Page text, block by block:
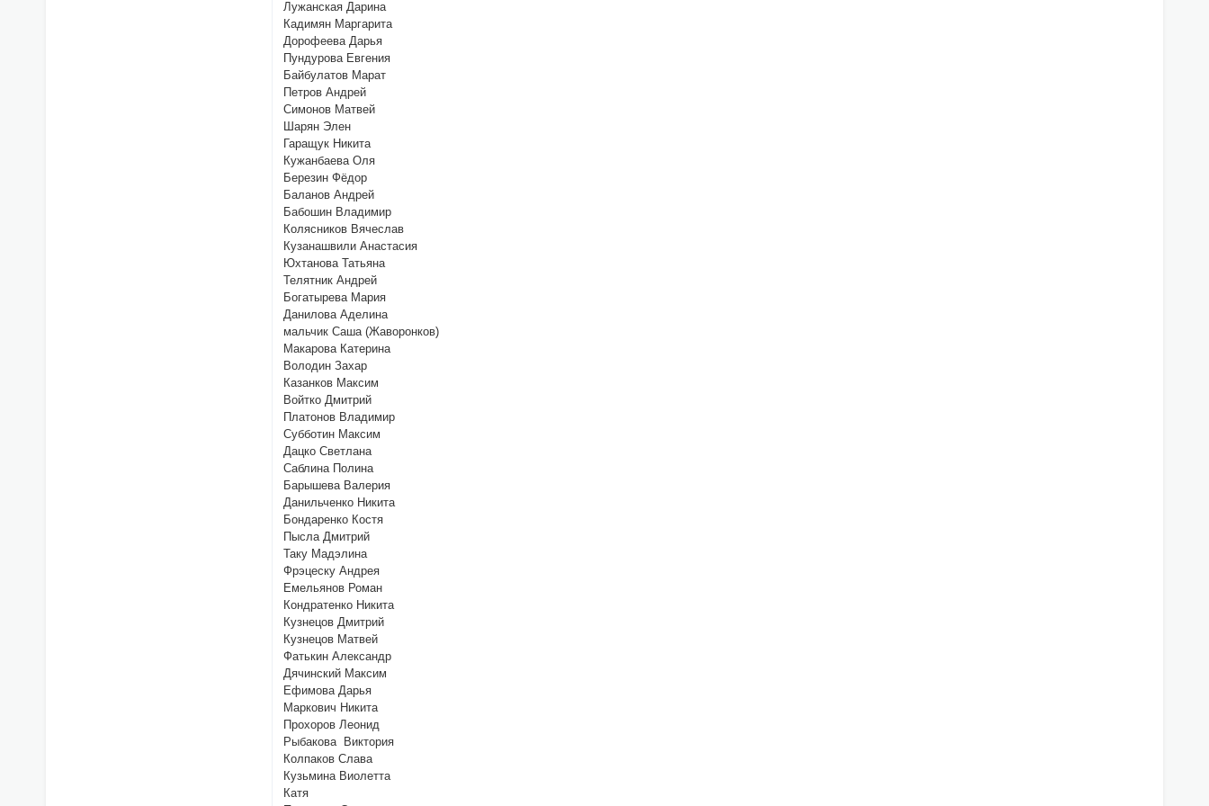
Лужанская Дарина
Кадимян Маргарита
Дорофеева Дарья
Пундурова Евгения
Байбулатов Марат
Петров Андрей
Симонов Матвей
Шарян Элен
Гаращук Никита
Кужанбаева Оля
Березин Фёдор
Баланов Андрей
Бабошин Владимир
Колясников Вячеслав
Кузанашвили Анастасия
Юхтанова Татьяна
Телятник Андрей
Богатырева Мария
Данилова Аделина
мальчик Саша (Жаворонков)
Макарова Катерина
Володин Захар
Казанков Максим
Войтко Дмитрий
Платонов Владимир
Субботин Максим
Дацко Светлана
Саблина Полина
Барышева Валерия
Данильченко Никита
Бондаренко Костя
Пысла Дмитрий
Таку Мадэлина
Фрэцеску Андрея
Емельянов Роман
Кондратенко Никита
Кузнецов Дмитрий
Кузнецов Матвей
Фатькин Александр
Дячинский Максим
Ефимова Дарья
Маркович Никита
Прохоров Леонид
Рыбакова Виктория
Колпаков Слава
Кузьмина Виолетта
Катя